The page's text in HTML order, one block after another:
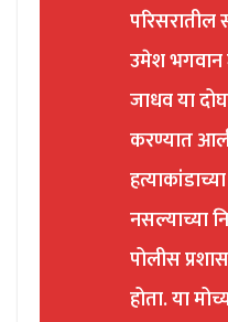
उमेश भगवान
जाधव या
करण्यात आली
नसल्याच्या
पोलीस
होता. या